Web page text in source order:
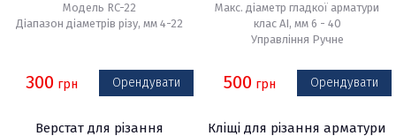
Модель RC-22
Діапазон діаметрів різу, мм 4-22
300 грн Орендувати
Макс. діаметр гладкої арматури
клас АI, мм 6 - 40
Управління Ручне
500 грн Орендувати
Верстат для різання
Кліщі для різання арматури